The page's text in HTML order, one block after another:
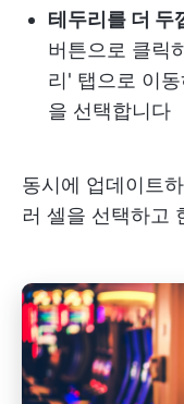
테두리를 더 두
버튼으로 클릭
리' 탭으로 이
을 선택합니다
동시에 업데이트
러 셀을 선택하고